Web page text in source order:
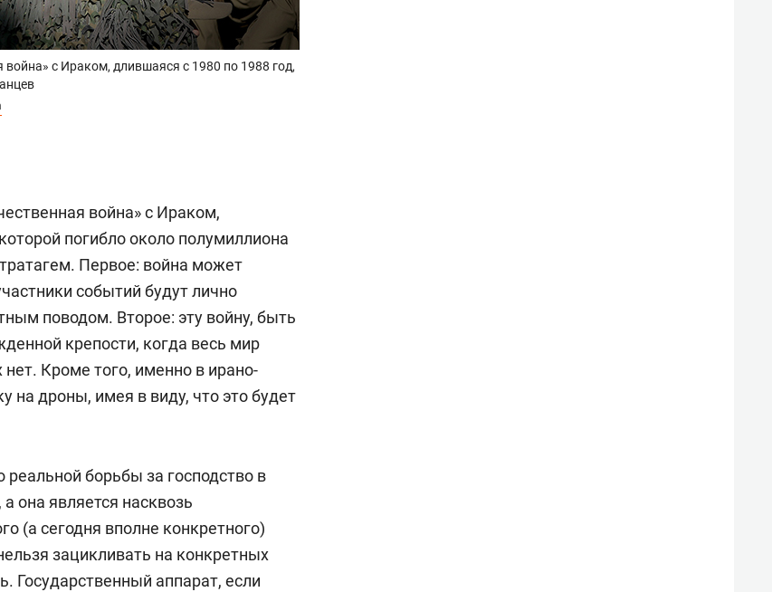
с Ираком, длившаяся с 1980 по 1988 год,
война» с Ираком,
погибло около полумиллиона
Первое: война может
событий будут лично
поводом. Второе: эту войну, быть
крепости, когда весь мир
Кроме того, именно в ирано-
на дроны, имея в виду, что это будет
борьбы за господство в
она является насквозь
(а сегодня вполне конкретного)
зацикливать на конкретных
Государственный аппарат, если